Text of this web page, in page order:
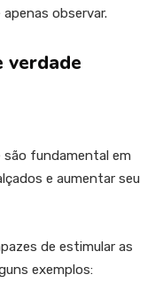
observar.
verdade
fundamental em
e aumentar seu
de estimular as
exemplos: